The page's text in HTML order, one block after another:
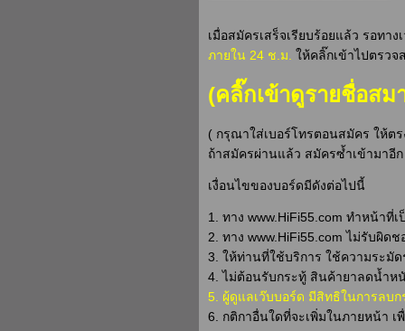
เมื่อสมัครเสร็จเรียบร้อยแล้ว รอทา
ภายใน 24 ช.ม. ให้คลิ๊กเข้าไปตรวจ
(คลิ๊กเข้าดูรายชื่อส
( กรุณาใส่เบอร์โทรตอนสมัคร ให้ต
ถ้าสมัครผ่านแล้ว สมัครซ้ำเข้ามาอี
เงื่อนไขของบอร์ดมีดังต่อไปนี้
1. ทาง www.HiFi55.com ทำหน้า
2. ทาง www.HiFi55.com ไม่รับผิ
3. ให้ท่านที่ใช้บริการ ใช้ความระมั
4. ไม่ต้อนรับกระทู้ สินค้ายาลดน้ำห
5. ผู้ดูแลเว๊บบอร์ด มีสิทธิในการลบ
6. กติกาอื่นใดที่จะเพิ่มในภายหน้า